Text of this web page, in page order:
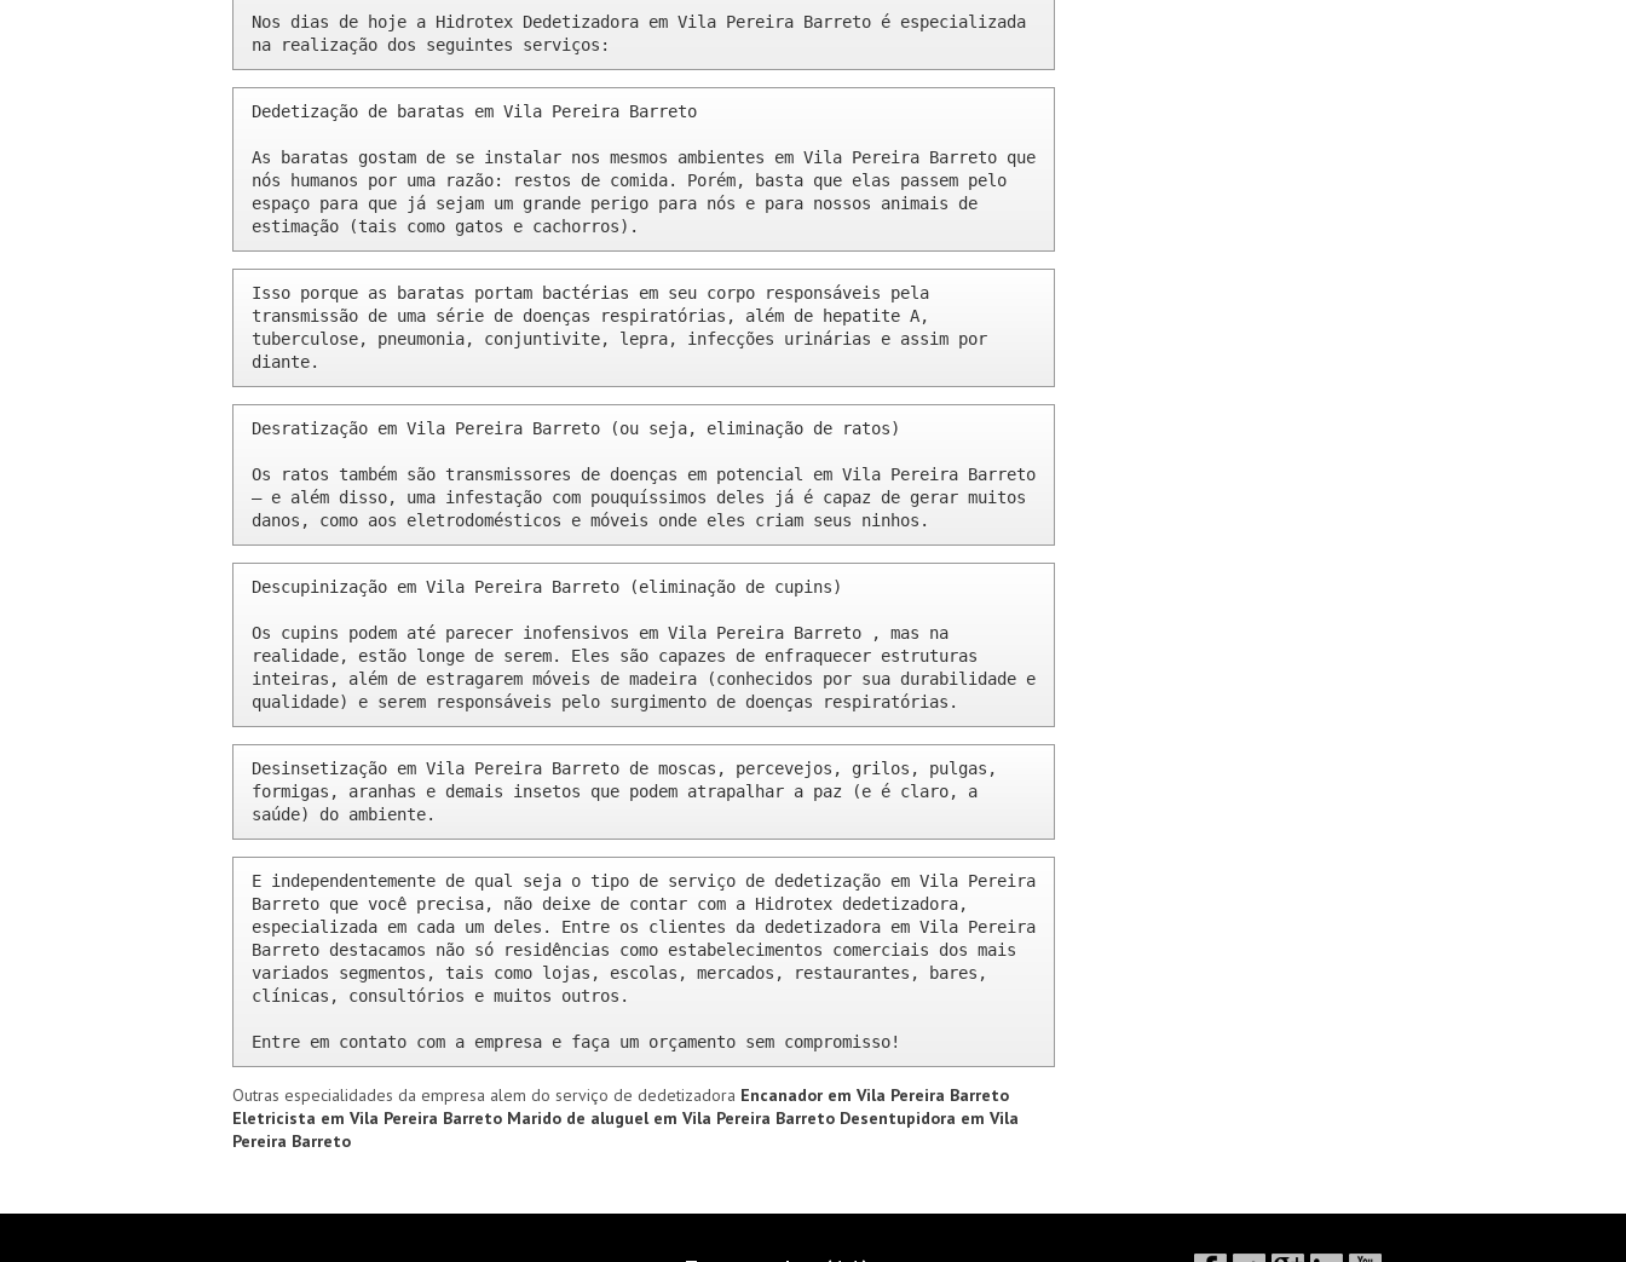
Nos dias de hoje a Hidrotex Dedetizadora em Vila Pereira Barreto é especializada
na realização dos seguintes serviços:
Dedetização de baratas em Vila Pereira Barreto
As baratas gostam de se instalar nos mesmos ambientes em Vila Pereira Barreto que
nós humanos por uma razão: restos de comida. Porém, basta que elas passem pelo
espaço para que já sejam um grande perigo para nós e para nossos animais de
estimação (tais como gatos e cachorros).
Isso porque as baratas portam bactérias em seu corpo responsáveis pela
transmissão de uma série de doenças respiratórias, além de hepatite A,
tuberculose, pneumonia, conjuntivite, lepra, infecções urinárias e assim por
diante.
Desratização em Vila Pereira Barreto (ou seja, eliminação de ratos)
Os ratos também são transmissores de doenças em potencial em Vila Pereira Barreto
– e além disso, uma infestação com pouquíssimos deles já é capaz de gerar muitos
danos, como aos eletrodomésticos e móveis onde eles criam seus ninhos.
Descupinização em Vila Pereira Barreto (eliminação de cupins)
Os cupins podem até parecer inofensivos em Vila Pereira Barreto , mas na
realidade, estão longe de serem. Eles são capazes de enfraquecer estruturas
inteiras, além de estragarem móveis de madeira (conhecidos por sua durabilidade e
qualidade) e serem responsáveis pelo surgimento de doenças respiratórias.
Desinsetização em Vila Pereira Barreto de moscas, percevejos, grilos, pulgas,
formigas, aranhas e demais insetos que podem atrapalhar a paz (e é claro, a
saúde) do ambiente.
E independentemente de qual seja o tipo de serviço de dedetização em Vila Pereira
Barreto que você precisa, não deixe de contar com a Hidrotex dedetizadora,
especializada em cada um deles. Entre os clientes da dedetizadora em Vila Pereira
Barreto destacamos não só residências como estabelecimentos comerciais dos mais
variados segmentos, tais como lojas, escolas, mercados, restaurantes, bares,
clínicas, consultórios e muitos outros.
Entre em contato com a empresa e faça um orçamento sem compromisso!
Outras especialidades da empresa alem do serviço de dedetizadora Encanador em Vila Pereira Barreto
Eletricista em Vila Pereira Barreto Marido de aluguel em Vila Pereira Barreto Desentupidora em Vila
Pereira Barreto